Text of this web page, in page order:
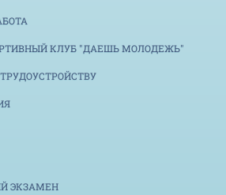
КЛУБ "ДАЕШЬ МОЛОДЕЖЬ"
ЭКЗАМЕН